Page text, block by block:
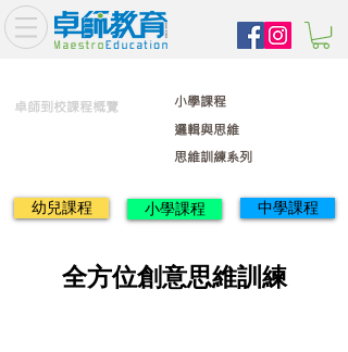
卓師到校課程概覽
邏輯與思維
思維訓練系列
小學課程
幼兒課程 小學課程 中學課程
全方位創意思維訓練